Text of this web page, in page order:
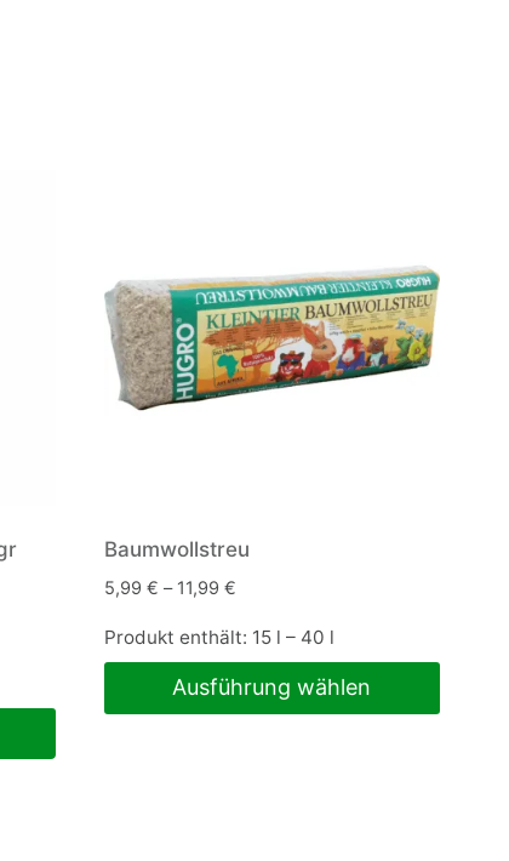
Baumwollstreu
5,99 € – 11,99 €
Produkt enthält: 15 l – 40 l
Ausführung wählen